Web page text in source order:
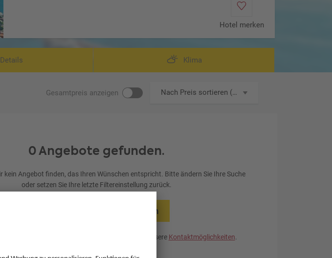
Hotel merken
Details Klima
Gesamtpreis anzeigen Nach Preis sortieren (aufsteigend)
0 Angebote gefunden.
kein Angebot finden, das Ihren Wünschen entspricht. Bitte ändern Sie Ihre Suche
oder setzen Sie Ihre letzte Filtereinstellung zurück.
Letzten Filter zurücksetzen
Frage? Wir helfen Ihnen gerne weiter. Nutzen Sie unsere Kontaktmöglichkeiten.